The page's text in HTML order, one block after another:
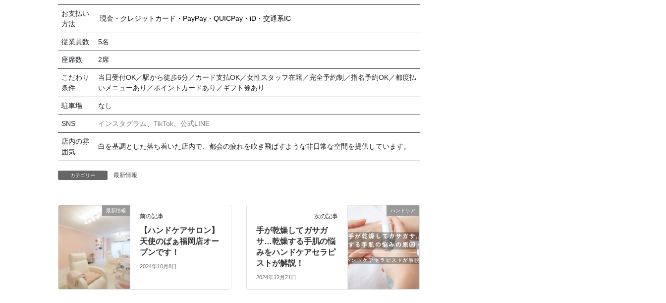
お支払い
方法
現金・クレジットカード・PayPay・QUICPay・iD・交通系IC
従業員数 5名
座席数 2席
こだわり
条件
当日受付OK／駅から徒歩6分／カード支払OK／女性スタッフ在籍／完全予約制／指名予約OK／都度払
いメニューあり／ポイントカードあり／ギフト券あり
駐車場 なし
SNS インスタグラム TikTok 公式LINE
店内の雰
囲気
白を基調とした落ち着いた店内で、都会の疲れを吹き飛ばすような非日常な空間を提供しています。
カテゴリー 最新情報
最新情報
前の記事
【ハンドケアサロン】
天使のぱぁ福岡店オー
プンです！
2024年10月8日
ハンドケア
次の記事
手が乾燥してガサガ
サ…乾燥する手肌の悩
みをハンドケアセラピ
ストが解説！
2024年12月21日